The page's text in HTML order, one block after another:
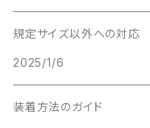
規定サイズ以外への対応
2025/1/6
装着方法のガイド